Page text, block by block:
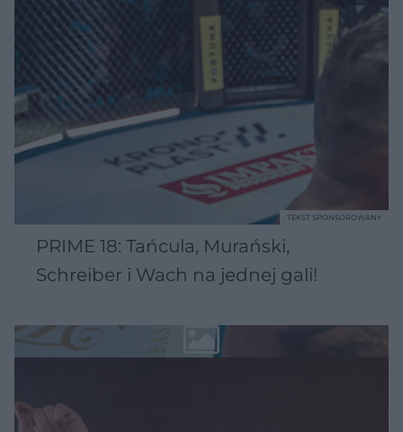
PRIME 18: Tańcula, Murański,
Schreiber i Wach na jednej gali!
TEKST SPONSOROWANY